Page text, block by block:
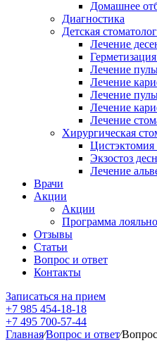
Домашнее
Диагностика
Детская
Лечение
Лечение
Лечение
Лечение
Лечение
Лечение
Хирургическая
Цистэктомия
Экзостоз
Лечение
Врачи
Акции
Акции
Программа
Отзывы
Статьи
Вопрос и ответ
Контакты
Записаться на прием
+7 985 454-18-18
+7 495 700-57-44
Главная⁄Вопрос и ответ⁄